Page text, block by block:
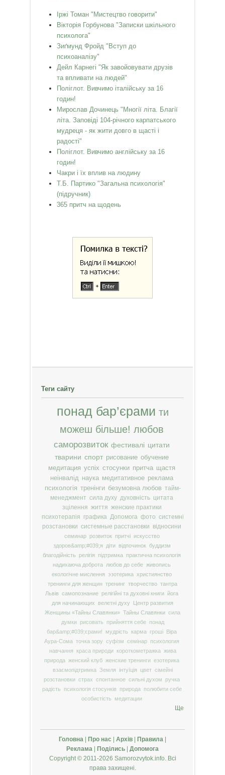
Іржі Томан "Мистецтво говорити"
Вікторія Горбунова "Записки шкільного
психолога"
Зиґмунд Фройд "Вступ до
психоаналізу"
Дейл Карнегі "Як завойовувати друзів
та впливати на людей"
Поліглот. Вивчимо італійську за 16
годин!
Мирослав Дочинець "Многії літа. Благії
літа. Заповіді 104-річного карпатського
мудреця - як жити довго в щасті і
радості"
Поліглот. Вивчимо англійську за 16
годин!
Чакри і їх вплив на людину
Т.Б. Партико "Загальна психологія"
(підручник)
365 притч на щодень
Теги сайту
понад бар’єрами ти
можеш більше! любов
саморозвиток фестивалі цитати
тварини спорт рисование обучение
медитация успіх стосунки притча щастя
неінвалід наука медитативное реклама
психологія тренінги безумовна любов тайм-
менеджмент сила духу духовність цитата
зцілення життя женские практики
психотерапія графика Допомога фото системні
розстановки системные расстановки відносини
семинар розвиток притчі
искусство
здоров&amp;#039;я
діти відпочинок буддизм
благодійність
релігія підтримка
практична психологія
надихаюча доброта
любов до себе живопись
екологічне мислення
эзотерика християнство
тренинги для женщин тренинг творчество тантра
Львів самопознание релігійні та духовні книги йога
для начинающих
велетні духу
Центр развития
Женщины «Тайны Славянки» Тайны Славянки сила
думки
рисовать прийняття себе
понад
бар&amp;#039;єрами!
мудрість карма гроші Віра
Аура-Сома точка зору суфізм семінар психология
навчання
краса природи короткометражка жива
природа женский клуб женские тренинги езотерика
взаємопідтримка Земля інтуїція цвет сімейні
розстановки страх спонтанное сильні духом
ручка
радість
психологія стосунків природа
полюбити себе
особистість
медитации
Ще
Головна Про нас Архів Правила
Реклама
Поділись
Допомога
Copyright © 2011-2026 Samorozvytok.info. Всі
права захищені.